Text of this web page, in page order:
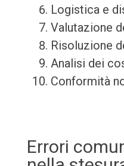
Logistica e
Valutazione
Risoluzione
Analisi dei
Conformità
Errori